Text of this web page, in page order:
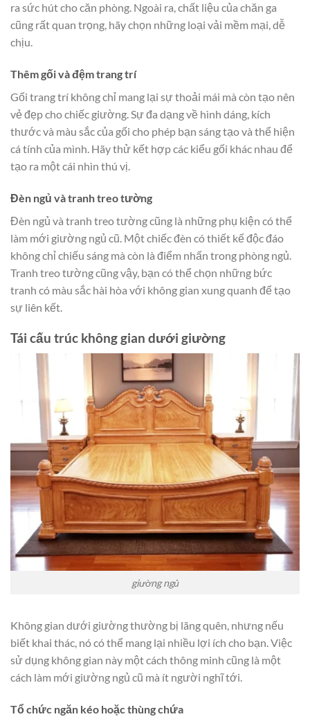
ra sức hút cho căn phòng. Ngoài ra, chất liệu của chăn ga
cũng rất quan trọng, hãy chọn những loại vải mềm mại, dễ
chịu.
Thêm gối và đệm trang trí
Gối trang trí không chỉ mang lại sự thoải mái mà còn tạo nên
vẻ đẹp cho chiếc giường. Sự đa dạng về hình dáng, kích
thước và màu sắc của gối cho phép bạn sáng tạo và thể hiện
cá tính của mình. Hãy thử kết hợp các kiểu gối khác nhau để
tạo ra một cái nhìn thú vị.
Đèn ngủ và tranh treo tường
Đèn ngủ và tranh treo tường cũng là những phụ kiện có thể
làm mới giường ngủ cũ. Một chiếc đèn có thiết kế độc đáo
không chỉ chiếu sáng mà còn là điểm nhấn trong phòng ngủ.
Tranh treo tường cũng vậy, bạn có thể chọn những bức
tranh có màu sắc hài hòa với không gian xung quanh để tạo
sự liên kết.
Tái cấu trúc không gian dưới giường
giường ngủ
Không gian dưới giường thường bị lãng quên, nhưng nếu
biết khai thác, nó có thể mang lại nhiều lợi ích cho bạn. Việc
sử dụng không gian này một cách thông minh cũng là một
cách làm mới giường ngủ cũ mà ít người nghĩ tới.
Tổ chức ngăn kéo hoặc thùng chứa